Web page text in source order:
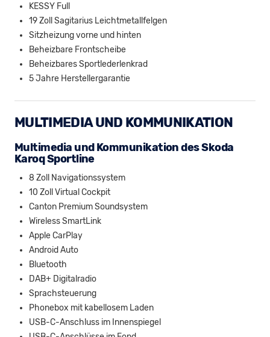
KESSY Full
19 Zoll Sagitarius Leichtmetallfelgen
Sitzheizung vorne und hinten
Beheizbare Frontscheibe
Beheizbares Sportlederlenkrad
5 Jahre Herstellergarantie
MULTIMEDIA UND KOMMUNIKATION
Multimedia und Kommunikation des Skoda
Karoq Sportline
8 Zoll Navigationssystem
10 Zoll Virtual Cockpit
Canton Premium Soundsystem
Wireless SmartLink
Apple CarPlay
Android Auto
Bluetooth
DAB+ Digitalradio
Sprachsteuerung
Phonebox mit kabellosem Laden
USB-C-Anschluss im Innenspiegel